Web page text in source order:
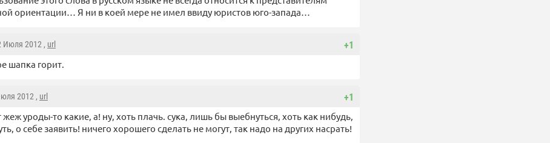
ориентации… Я ни в коей мере не имел ввиду юристов юго-запада…
+1
Июля 2012 , url
шапка горит.
+1
2012 , url
жеж уроды-то какие, а! ну, хоть плачь. сука, лишь бы выебнуться, хоть как нибудь,
о себе заявить! ничего хорошего сделать не могут, так надо на других насрать!